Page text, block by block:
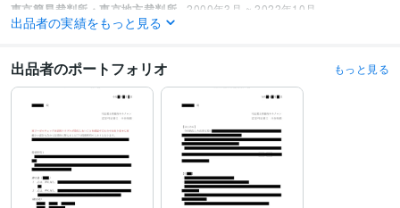
東京簡易裁判所・東京地方裁判所 2000年3月 ~ 2022年10月
第24回司法書士特別研修　チューター
ー　講師 栃木県司法書士会　訴訟実践研修会　講師
神奈川青年司法書士
協議会セミナー　講師 群馬司法書士会　紛争解決支援促進のための研修
会　講師
大分県司法書士会　訴訟実践研修会　講師 第25回司法書士特別
研修　チューター
資格・検定
司法書士 取得年 : 2021年
行政書士 取得年 : 2008年
出品者の実績をもっと見る
出品者のポートフォリオ もっと見る